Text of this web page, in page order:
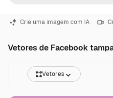
Crie uma imagem com IA
Vetores de Facebook
Vetores